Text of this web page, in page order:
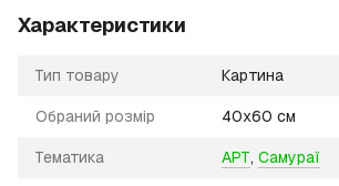
Характеристики
Тип товару Картина
Обраний розмір 40х60 см
Тематика АРТ, Самураї